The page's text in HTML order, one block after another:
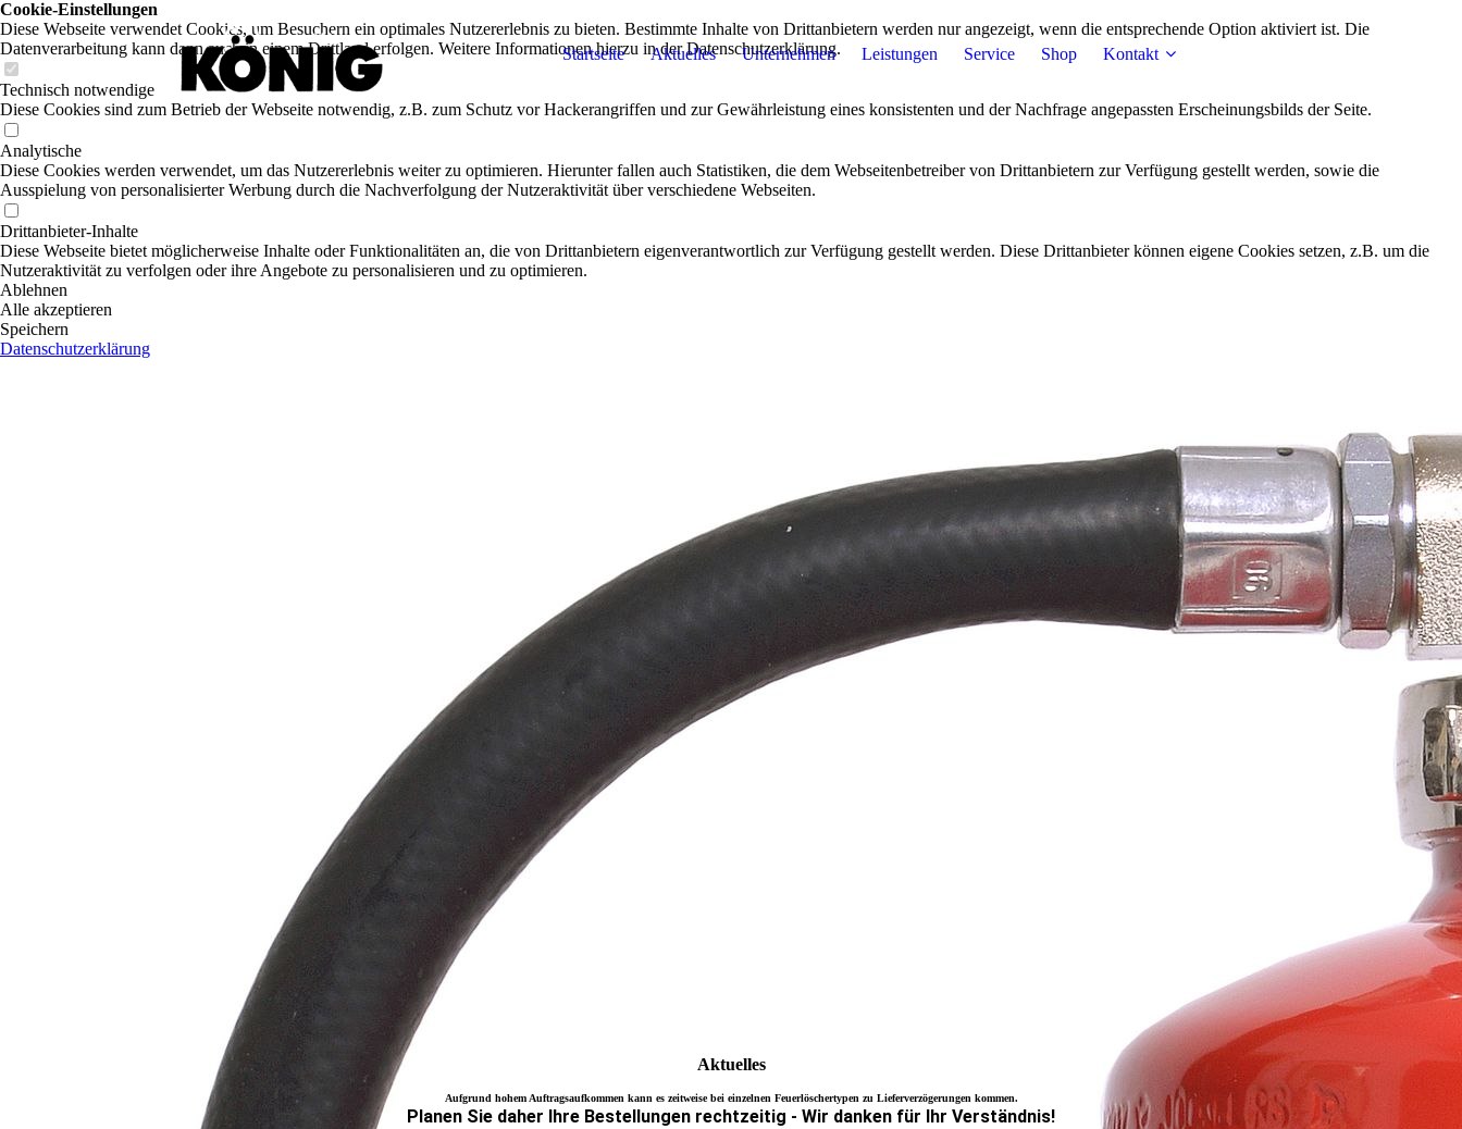
Startseite Aktuelles Unternehmen Leistungen Service Shop Kontakt
Aktuelles
Aufgrund hohem Auftragsaufkommen kann es zeitweise bei einzelnen Feuerlöschertypen zu Lieferverzögerungen kommen.
Planen Sie daher Ihre Bestellungen rechtzeitig - Wir danken für Ihr Verständnis!
Cookie-Einstellungen
Diese Webseite verwendet Cookies, um Besuchern ein optimales Nutzererlebnis zu bieten. Bestimmte Inhalte von Drittanbietern werden nur angezeigt, wenn die entsprechende Option aktiviert ist. Die
Datenverarbeitung kann dann auch in einem Drittland erfolgen. Weitere Informationen hierzu in der Datenschutzerklärung.
Technisch notwendige
Diese Cookies sind zum Betrieb der Webseite notwendig, z.B. zum Schutz vor Hackerangriffen und zur Gewährleistung eines konsistenten und der Nachfrage angepassten Erscheinungsbilds der Seite.
Analytische
Diese Cookies werden verwendet, um das Nutzererlebnis weiter zu optimieren. Hierunter fallen auch Statistiken, die dem Webseitenbetreiber von Drittanbietern zur Verfügung gestellt werden, sowie die
Ausspielung von personalisierter Werbung durch die Nachverfolgung der Nutzeraktivität über verschiedene Webseiten.
Drittanbieter-Inhalte
Diese Webseite bietet möglicherweise Inhalte oder Funktionalitäten an, die von Drittanbietern eigenverantwortlich zur Verfügung gestellt werden. Diese Drittanbieter können eigene Cookies setzen, z.B. um die
Nutzeraktivität zu verfolgen oder ihre Angebote zu personalisieren und zu optimieren.
Ablehnen
Alle akzeptieren
Speichern
Datenschutzerklärung